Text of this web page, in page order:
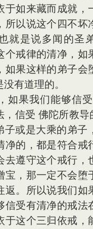
于如来藏而成就，
所以说这个四不坏
就是说多闻的圣
个戒律的清净，如
如果这样的弟子会
有道理的。
果我们能够信受
，信受 佛陀所教
或是大乘的弟子
净的，都是符合戒
去遵守这个戒行，
宝，那一定不会堕
返。所以说我们如
信受有清净的戒法
于这个三归依戒，